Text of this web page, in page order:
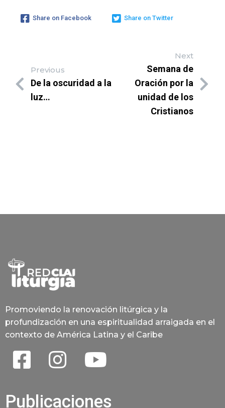
Share on Facebook Share on Twitter
Previous
De la oscuridad a la
luz…
Next
Semana de
Oración por la
unidad de los
Cristianos
Promoviendo la renovación litúrgica y la
profundización en una espiritualidad arraigada en el
contexto de América Latina y el Caribe
Publicaciones